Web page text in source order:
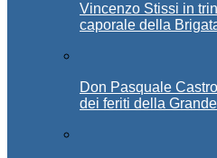
Vincenzo Stissi in
caporale della
Don Pasquale
dei feriti della